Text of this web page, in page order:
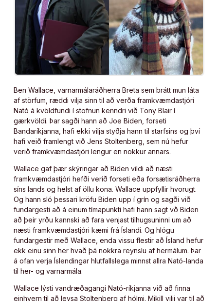
Ben Wallace, varnarmálaráðherra Breta sem brátt mun láta
af störfum, ræddi vilja sinn til að verða framkvæmdastjóri
Nató á kvöldfundi í stofnun kenndri við Tony Blair í
gærkvöldi. Þar sagði hann að Joe Biden, forseti
Bandaríkjanna, hafi ekki vilja styðja hann til starfsins og því
hafi veið framlengt við Jens Stoltenberg, sem nú hefur
verið framkvæmdastjóri lengur en nokkur annars.
Wallace gaf þær skýringar að Biden vildi að næsti
framkvæmdastjóri hefði verið forseti eða forsætisráðherra
síns lands og helst af öllu kona. Wallace uppfyllir hvorugt.
Og hann sló þessari kröfu Biden upp í grín og sagði við
fundargesti að á einum tímapunkti hafi hann sagt vð Biden
að þeir yrðu kannski að fara venjast tilhugsuninni um að
næsti framkvæmdastjóri kæmi frá Íslandi. Og hlógu
fundargestir með Wallace, enda vissu flestir að Ísland hefur
ekk einu sinn her hvað þá nokkra reynslu af hermálum. Þar
á ofan verja Íslendingar hlutfallslega minnst allra Nató-landa
til her- og varnarmála.
Wallace lýsti vandræðagangi Nató-ríkjanna við að finna
einhvern til að leysa Stoltenberg af hólmi. Mikill vilji var til að